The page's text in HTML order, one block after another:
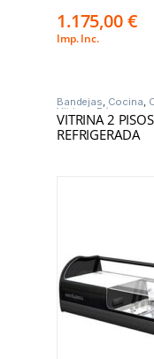
1.175,00€
Imp. Inc.
Bandejas, Cocina,
Vitrinas Frío
VITRINA 2
REFRIGERADA